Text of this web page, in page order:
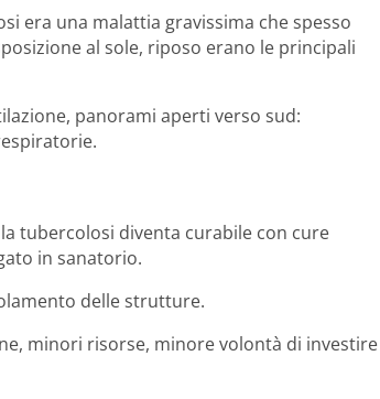
era una malattia gravissima che spesso
al sole, riposo erano le principali
panorami aperti verso sud:
tubercolosi diventa curabile con cure
in sanatorio.
delle strutture.
minori risorse, minore volontà di investire